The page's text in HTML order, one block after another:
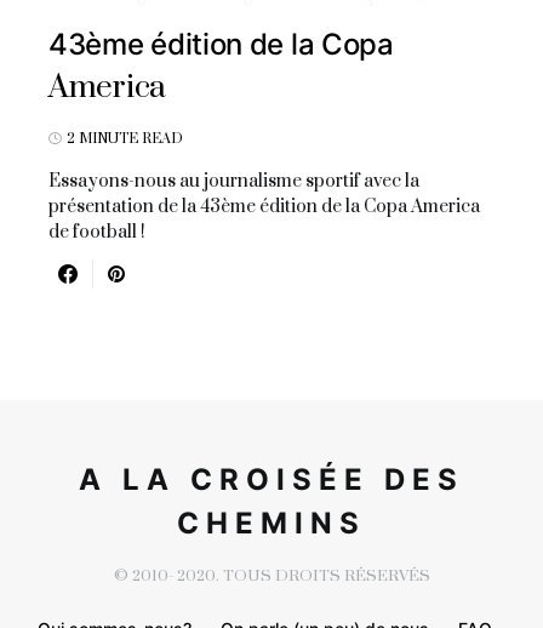
43ème édition de la Copa
America
2 MINUTE READ
Essayons-nous au journalisme sportif avec la
présentation de la 43ème édition de la Copa America
de football !
A LA CROISÉE DES
CHEMINS
© 2010- 2020. TOUS DROITS RÉSERVÉS